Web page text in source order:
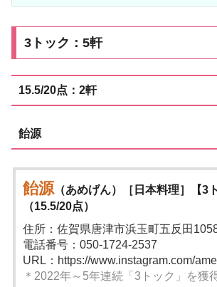
3トック：5軒
15.5/20点：2軒
飴源
飴源 （あめげん）［日本料理］【3
（15.5/20点）
住所：佐賀県唐津市浜玉町五反田
電話番号：050-1724-2537
URL：https://www.instagram.com/
＊2022年～5年連続「3トック」を獲